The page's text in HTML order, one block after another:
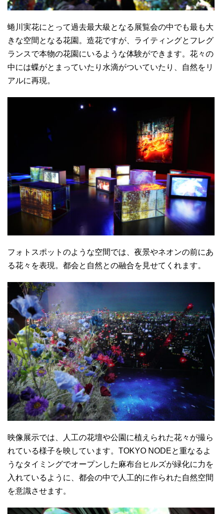
蜷川実花にとって過去最大級となる展覧会の中でも最も大
きな空間となる花園。造花ですが、ライティングとフレグ
ランスで本物の花園にいるような体験ができます。花々の
中には蝶がとまっていたり水滴がついていたり、自然をリ
アルに再現。
フォトスポットのような空間では、夜景やネオンの前にあ
る花々を表現。都会と自然との融合を見せてくれます。
映像展示では、人工の花壇や公園に植えられた花々が撮ら
れている様子を映しています。TOKYO NODEと重なるよ
うなタイミングでオープンした麻布台ヒルズが緑化に力を
入れているように、都会の中で人工的に作られた自然空間
を意識させます。